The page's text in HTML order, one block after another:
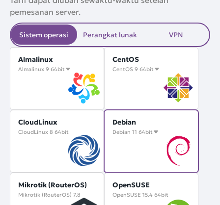
pemesanan server.
Sistem operasi Perangkat lunak VPN
Almalinux
Almalinux 9 64bit
CentOS
CentOS 9 64bit
CloudLinux
CloudLinux 8 64bit
Debian
Debian 11 64bit
Mikrotik (RouterOS)
Mikrotik (RouterOS) 7.8
OpenSUSE
OpenSUSE 15.4 64bit